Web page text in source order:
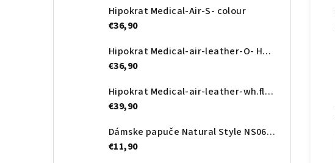
Hipokrat Medical-Air-S- colour
€36,90
Hipokrat Medical-air-leather-O- Heart
€36,90
Hipokrat Medical-air-leather-wh.flower
€39,90
Dámske papuče Natural Style NS068 Béž
€11,90